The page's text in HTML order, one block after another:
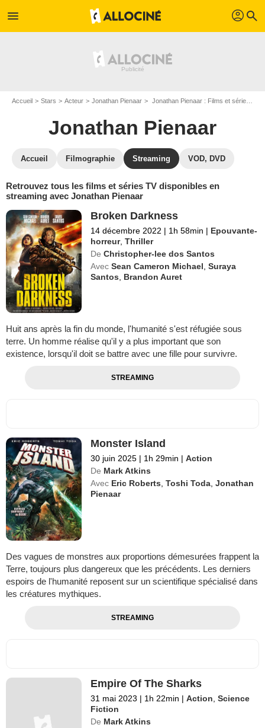
menu profil search
Accueil Stars Acteur Jonathan Pienaar Jonathan Pienaar : Films et séries online
Jonathan Pienaar
Accueil Filmographie Streaming VOD, DVD
Retrouvez tous les films et séries TV disponibles en
streaming avec Jonathan Pienaar
Broken Darkness
14 décembre 2022 | 1h 58min | Epouvante-
horreur,Thriller
De Christopher-lee dos Santos
Avec Sean Cameron Michael ,Suraya
Santos
Brandon Auret
Huit ans après la fin du monde, l'humanité s'est réfugiée sous
terre. Un homme réalise qu'il y a plus important que son
existence, lorsqu'il doit se battre avec une fille pour survivre.
STREAMING
Monster Island
30 juin 2025 | 1h 29min | Action
De Mark Atkins
Avec Eric Roberts ,Toshi Toda ,Jonathan
Pienaar
Des vagues de monstres aux proportions démesurées frappent la
Terre, toujours plus dangereux que les précédents. Les derniers
espoirs de l'humanité reposent sur un scientifique spécialisé dans
les créatures mythiques.
STREAMING
Empire Of The Sharks
31 mai 2023 | 1h 22min | Action ,Science
Fiction
De Mark Atkins